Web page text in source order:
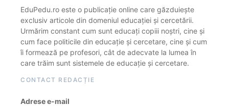
EduPedu.ro este o publicație online care găzduiește
exclusiv articole din domeniul educației și cercetării.
Urmărim constant cum sunt educați copiii noștri, cine și
cum face politicile din educație și cercetare, cine și cum
îi formează pe profesori, cât de adecvate la lumea în
care trăim sunt sistemele de educație și cercetare.
CONTACT REDACȚIE
Adrese e-mail